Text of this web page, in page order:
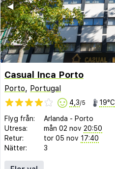
◀︎
Casual Inca Porto
Porto, Portugal
4,3/5 19°C
Flyg från: Arlanda - Porto
Utresa:
mån 02 nov 20:50
Retur:
tor 05 nov 17:40
Nätter:
3